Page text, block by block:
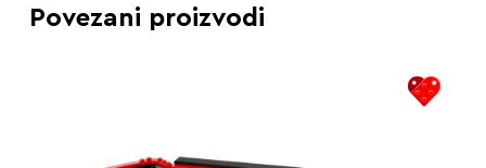
Povezani proizvodi